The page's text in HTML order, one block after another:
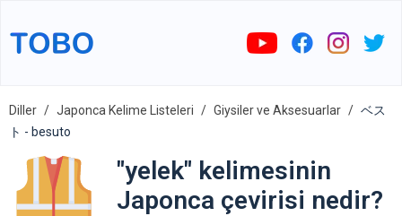
Diller Japonca Kelime Listeleri Giysiler ve Aksesuarlar
ベス
ト - besuto
"yelek" kelimesinin
Japonca çevirisi nedir?